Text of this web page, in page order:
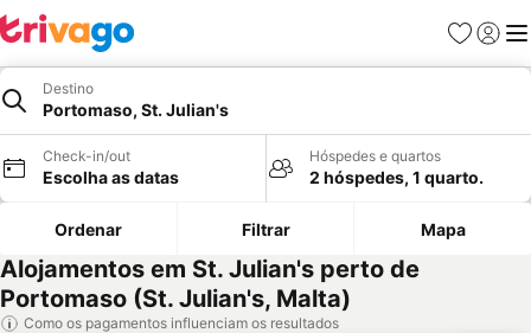
Favoritos
Iniciar
Destino
Portomaso, St. Julian's
Check-in/out
Escolha as datas
Hóspedes e quartos
2 hóspedes, 1 quarto.
Ordenar Filtrar Mapa
Alojamentos em St. Julian's perto de
Portomaso (St. Julian's, Malta)
Como os pagamentos influenciam os resultados